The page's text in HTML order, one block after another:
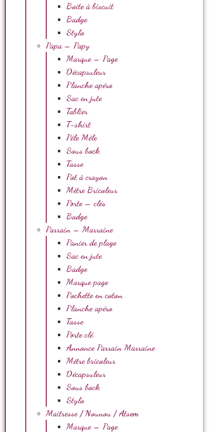
Boite à biscuit
Badge
Stylo
Papa – Papy
Marque – Page
Décapsuleur
Planche apéro
Sac en jute
Tablier
T-shirt
Pêle Mêle
Sous bock
Tasse
Pot à crayon
Mètre Bricoleur
Porte – clés
Badge
Parrain – Marraine
Panier de plage
Sac en jute
Badge
Marque page
Pochette en coton
Planche apéro
Tasse
Porte clé
Annonce Parrain Marraine
Mètre bricoleur
Décapsuleur
Sous bock
Stylo
Maîtresse / Nounou / Atsem
Marque – Page